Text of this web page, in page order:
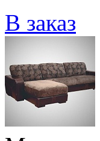
В заказ